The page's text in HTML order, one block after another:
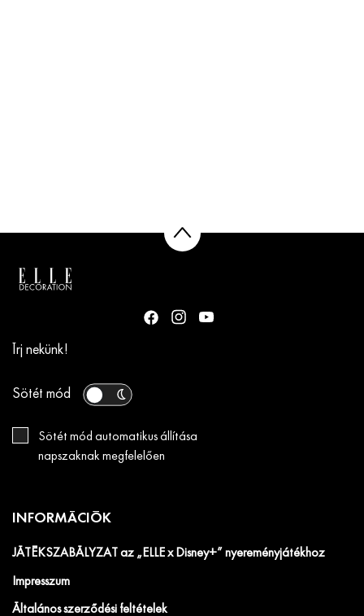
Írj nekünk!
Sötét mód
Sötét mód automatikus állítása
napszaknak megfelelően
INFORMÁCIÓK
JÁTÉKSZABÁLYZAT az „ELLE x Disney+” nyereményjátékhoz
Impresszum
Általános szerződési feltételek